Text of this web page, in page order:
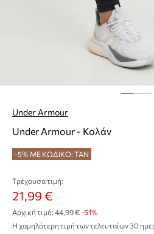
Under Armour
Under Armour - Κολάν
-5% ΜΕ ΚΩΔΙΚΟ: TAN
Τρέχουσα τιμή:
21,99 €
Αρχική τιμή: 44,99 €-51%
Η χαμηλότερη τιμή των τελευταίων 30